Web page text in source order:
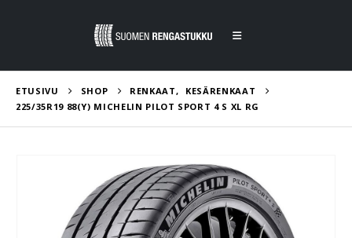
ETUSIVU SHOP RENKAAT,
KESÄRENKAAT
225/35R19 88(Y) MICHELIN PILOT SPORT 4 S XL RG